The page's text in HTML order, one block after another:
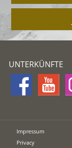
UNTERKÜNFTE
Impressum
Privacy